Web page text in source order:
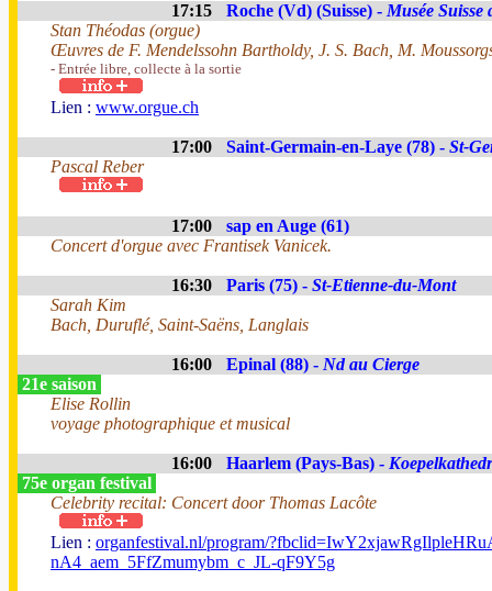
17:15 Roche (Vd) (Suisse) - Musée Suisse
Stan Théodas (orgue)
Œuvres de F. Mendelssohn Bartholdy, J. S. Bach, M.
- Entrée libre, collecte à la sortie
Lien : www.orgue.ch
17:00 Saint-Germain-en-Laye (78) - St-
Pascal Reber
17:00
sap en Auge (61)
Concert d'orgue avec Frantisek Vanicek.
16:30 Paris (75) - St-Etienne-du-Mont
Sarah Kim
Bach, Duruflé, Saint-Saëns, Langlais
16:00 Epinal (88) - Nd au Cierge
21e saison
Elise Rollin
voyage photographique et musical
16:00 Haarlem (Pays-Bas) -
75e organ festival
Celebrity recital: Concert door Thomas Lacôte
Lien : organfestival.nl/program/
nA4_aem_5FfZmumybm_c_JL-qF9Y5g